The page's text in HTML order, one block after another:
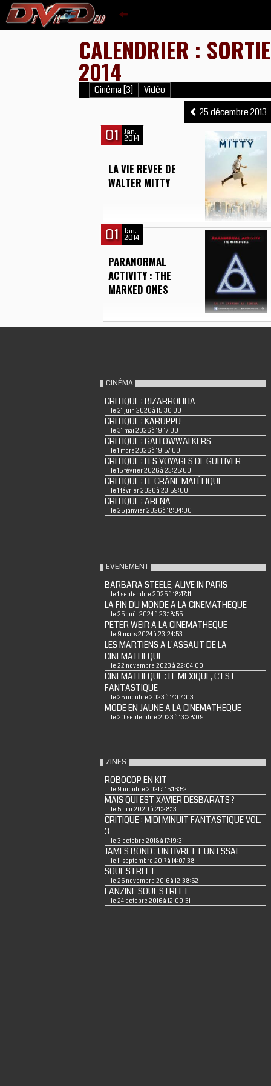
CALENDRIER :
2014
Cinéma [3] Vidéo
25 décembre 2013
01 Jan.
2014
LA VIE REVEE DE
WALTER MITTY
01 Jan.
2014
PARANORMAL
ACTIVITY : THE
MARKED ONES
CINÉMA
CRITIQUE : BIZARROFILIA
le 21 juin 2026 à 15:36:00
CRITIQUE : KARUPPU
le 31 mai 2026 à 19:17:00
CRITIQUE : GALLOWWALKERS
le 1 mars 2026 à 19:57:00
CRITIQUE : LES VOYAGES DE GULLIVER
le 15 février 2026 à 23:28:00
CRITIQUE : LE CRÂNE MALÉFIQUE
le 1 février 2026 à 23:59:00
CRITIQUE : ARENA
le 25 janvier 2026 à 18:04:00
EVENEMENT
BARBARA STEELE, ALIVE IN PARIS
le 1 septembre 2025 à 18:47:11
LA FIN DU MONDE A LA CINEMATHEQUE
le 25 août 2024 à 23:18:55
PETER WEIR A LA CINEMATHEQUE
le 9 mars 2024 à 23:24:53
LES MARTIENS A L'ASSAUT DE LA
CINEMATHEQUE
le 22 novembre 2023 à 22:04:00
CINEMATHEQUE : LE MEXIQUE, C'EST
FANTASTIQUE
le 25 octobre 2023 à 14:04:03
MODE EN JAUNE A LA CINEMATHEQUE
le 20 septembre 2023 à 13:28:09
ZINES
ROBOCOP EN KIT
le 9 octobre 2021 à 15:16:52
MAIS QUI EST XAVIER DESBARATS ?
le 5 mai 2020 à 21:28:13
CRITIQUE : MIDI MINUIT FANTASTIQUE VOL.
3
le 3 octobre 2018 à 17:19:31
JAMES BOND : UN LIVRE ET UN ESSAI
le 11 septembre 2017 à 14:07:38
SOUL STREET
le 25 novembre 2016 à 12:38:52
FANZINE SOUL STREET
le 24 octobre 2016 à 12:09:31